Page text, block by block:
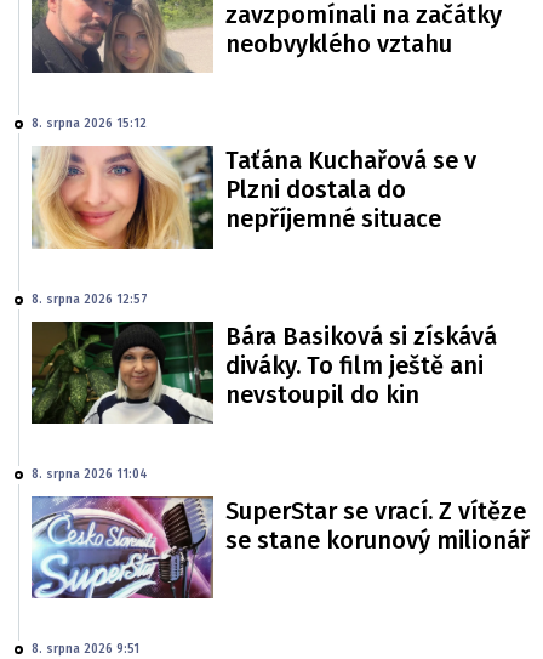
zavzpomínali na začátky
neobvyklého vztahu
8. srpna 2026 15:12
Taťána Kuchařová se v
Plzni dostala do
nepříjemné situace
8. srpna 2026 12:57
Bára Basiková si získává
diváky. To film ještě ani
nevstoupil do kin
8. srpna 2026 11:04
SuperStar se vrací. Z vítěze
se stane korunový milionář
8. srpna 2026 9:51